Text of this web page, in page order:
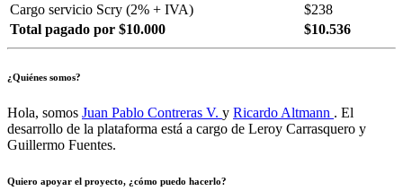
Cargo servicio Scry (2% + IVA)
$238
Total pagado por $10.000
$10.536
¿Quiénes somos?
Hola, somos Juan Pablo Contreras V. y Ricardo Altmann . El
desarrollo de la plataforma está a cargo de Leroy Carrasquero y
Guillermo Fuentes.
Quiero apoyar el proyecto, ¿cómo puedo hacerlo?